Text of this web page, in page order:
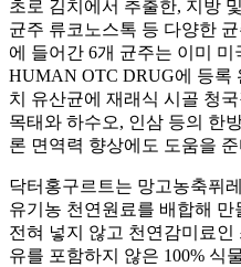
초로 김치에서 추출한, 지방
균주 류코노스톡 등 다양한
에 들어간 6개 균주는 이미
HUMAN OTC DRUG에 등록
치 유산균에 재래식 시골 청
목태와 하수오, 인삼 등의 한
론 면역력 향상에도 도움을 준
닥터홍구르트는 망고농축퓌
유기농 천연원료를 배합해
전혀 넣지 않고 천연감미료
유를 포함하지 않은 100% 식